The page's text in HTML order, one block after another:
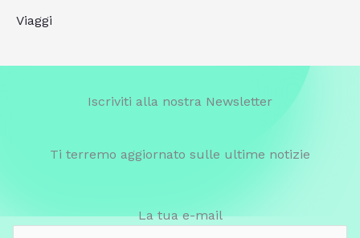
Viaggi
Iscriviti alla nostra Newsletter
Ti terremo aggiornato sulle ultime notizie
La tua e-mail